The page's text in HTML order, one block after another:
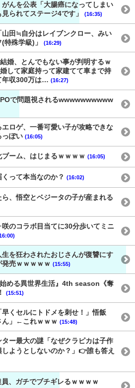
がんを公表「大腸癌になってしまい
られてステージ4です」
(16:35)
山田≒自分はレイブンクロー、みい
特殊学級)」
(16:29)
婚、とんでもない事が判明するｗ
して家庭持って家建てて車まで持
年収300万は… (16:27)
で問題視されるwwwwwwwwww
エロゲ、一番可愛い子が攻略できな
っぽい (16:05)
ブーム、はじまるｗｗｗｗ (16:05)
って本当なのか？ (16:02)
、悟空とベジータの子が産まれる
咲のコラボ目当てに30分歩いてミニ
生を狂わされたおじさんが復讐にす
売ｗｗｗｗｗ (15:55)
める異世界生活』4th season《奪
(15:51)
早くセルにトドメを刺せ！」悟飯
ん」←これｗｗｗ (15:48)
ター最大の謎「なぜクラピカは子作
ようとしないのか？」👉️誰も答え
、ガチでブチギレるｗｗｗｗ